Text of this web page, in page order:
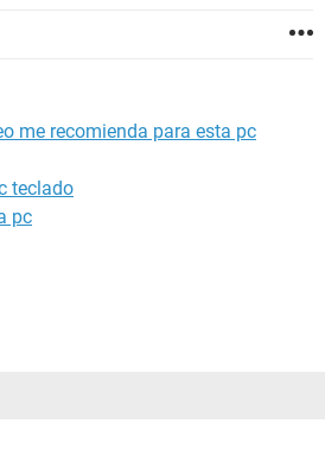
8 Pro with Media Center Media
Operativo -
9.0c)
III Xeon, 2500 MHz
Desconocido
me recomienda para esta pc
teclado
pc